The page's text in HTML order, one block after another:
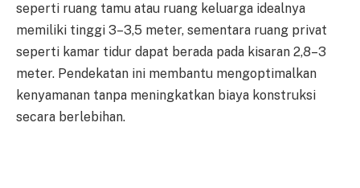
seperti ruang tamu atau ruang keluarga idealnya
memiliki tinggi 3–3,5 meter, sementara ruang privat
seperti kamar tidur dapat berada pada kisaran 2,8–3
meter. Pendekatan ini membantu mengoptimalkan
kenyamanan tanpa meningkatkan biaya konstruksi
secara berlebihan.